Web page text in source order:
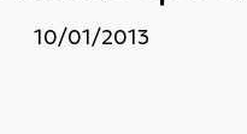
10/01/2013